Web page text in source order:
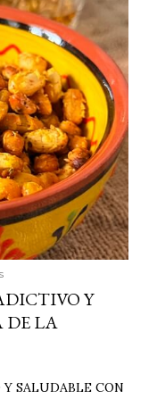
Y
DE LA
SALUDABLE CON